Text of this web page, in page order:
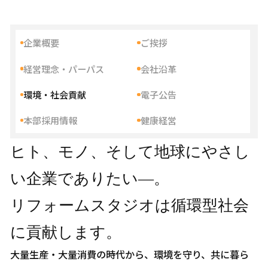
企業概要
ご挨拶
経営理念・パーパス
会社沿革
環境・社会貢献
電子公告
本部採用情報
健康経営
ヒト、モノ、そして地球にやさし
い企業でありたい―。
リフォームスタジオは循環型社会
に貢献します。
大量生産・大量消費の時代から、環境を守り、共に暮ら